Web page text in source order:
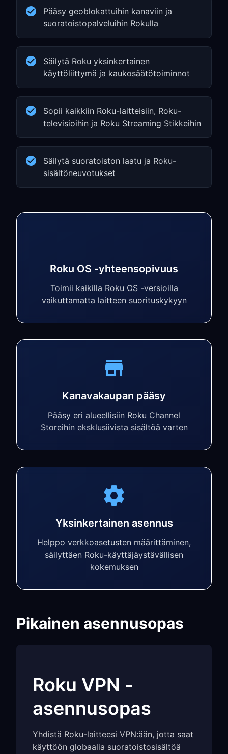
Pääsy geoblokattuihin kanaviin ja
suoratoistopalveluihin Rokulla
Säilytä Roku yksinkertainen
käyttöliittymä ja kaukosäätötoiminnot
Sopii kaikkiin Roku-laitteisiin, Roku-
televisioihin ja Roku Streaming Stikkeihin
Säilytä suoratoiston laatu ja Roku-
sisältöneuvotukset
Roku OS -yhteensopivuus
Toimii kaikilla Roku OS -versioilla
vaikuttamatta laitteen suorituskykyyn
Kanavakaupan pääsy
Pääsy eri alueellisiin Roku Channel
Storeihin eksklusiivista sisältöä varten
Yksinkertainen asennus
Helppo verkkoasetusten määrittäminen,
säilyttäen Roku-käyttäjäystävällisen
kokemuksen
Pikainen asennusopas
Roku VPN -
asennusopas
Yhdistä Roku-laitteesi VPN:ään, jotta saat
käyttöön globaalia suoratoistosisältöä